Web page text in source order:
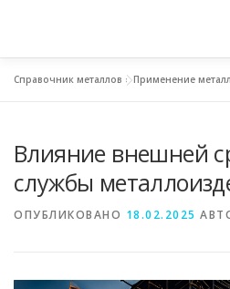
МЕТАЛЛЫ И ОКРУЖАЮЩАЯ
Справочник металлов »Применение
Влияние внешней
службы
ОПУБЛИКОВАНО 18.02.2025